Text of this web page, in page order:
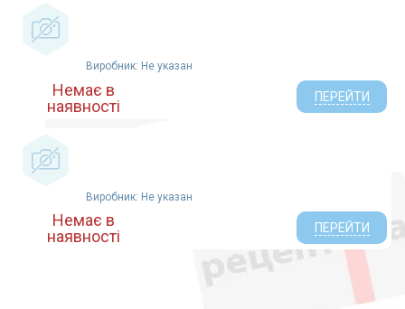
Виробник: Не указан
Немає в
наявності
ПЕРЕЙТИ
Виробник: Не указан
Немає в
наявності
ПЕРЕЙТИ